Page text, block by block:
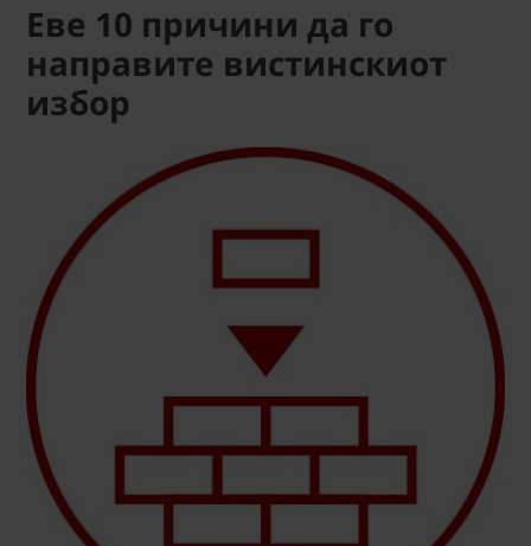
Еве 10 причини да го
направите вистинскиот
избор